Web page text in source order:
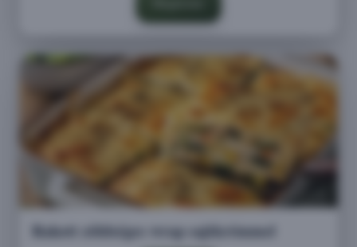
Rakott zöldséges wrap sajtkrémmel